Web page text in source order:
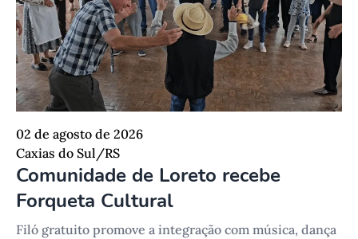
02 de agosto de 2026
Caxias do Sul/RS
Comunidade de Loreto recebe
Forqueta Cultural
Filó gratuito promove a integração com música, dança